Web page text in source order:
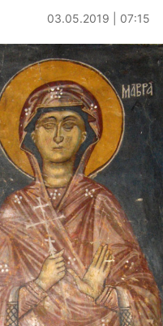
03.05.2019 | 07:15